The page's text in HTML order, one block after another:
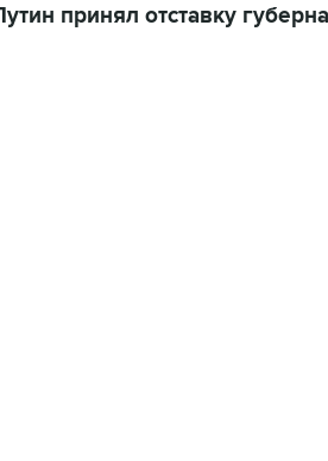
принял отставку